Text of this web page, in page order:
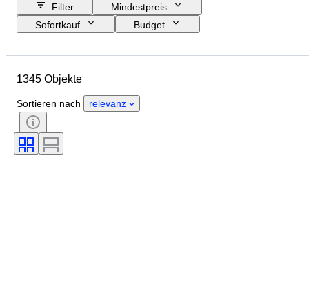
Filter
Mindestpreis
Sofortkauf
Budget
Material
Farbe
Kontrolle
Stromversorgung
Eisenbahngesellschaft
1345 Objekte
Sortieren nach relevanz